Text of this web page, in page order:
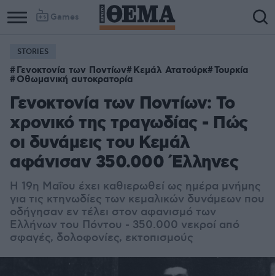
Games
STORIES
Γενοκτονία των Ποντίων Κεμάλ Ατατούρκ Τουρκία
Οθωμανική αυτοκρατορία
Γενοκτονία των Ποντίων: Το
χρονικό της τραγωδίας - Πώς
οι δυνάμεις του Κεμάλ
αφάνισαν 350.000 Έλληνες
Η 19η Μαΐου έχει καθιερωθεί ως ημέρα μνήμης
για τις κτηνωδίες των κεμαλικών δυνάμεων που
οδήγησαν εν τέλει στον αφανισμό των
Ελλήνων του Πόντου - 350.000 νεκροί από
σφαγές, δολοφονίες, εκτοπισμούς